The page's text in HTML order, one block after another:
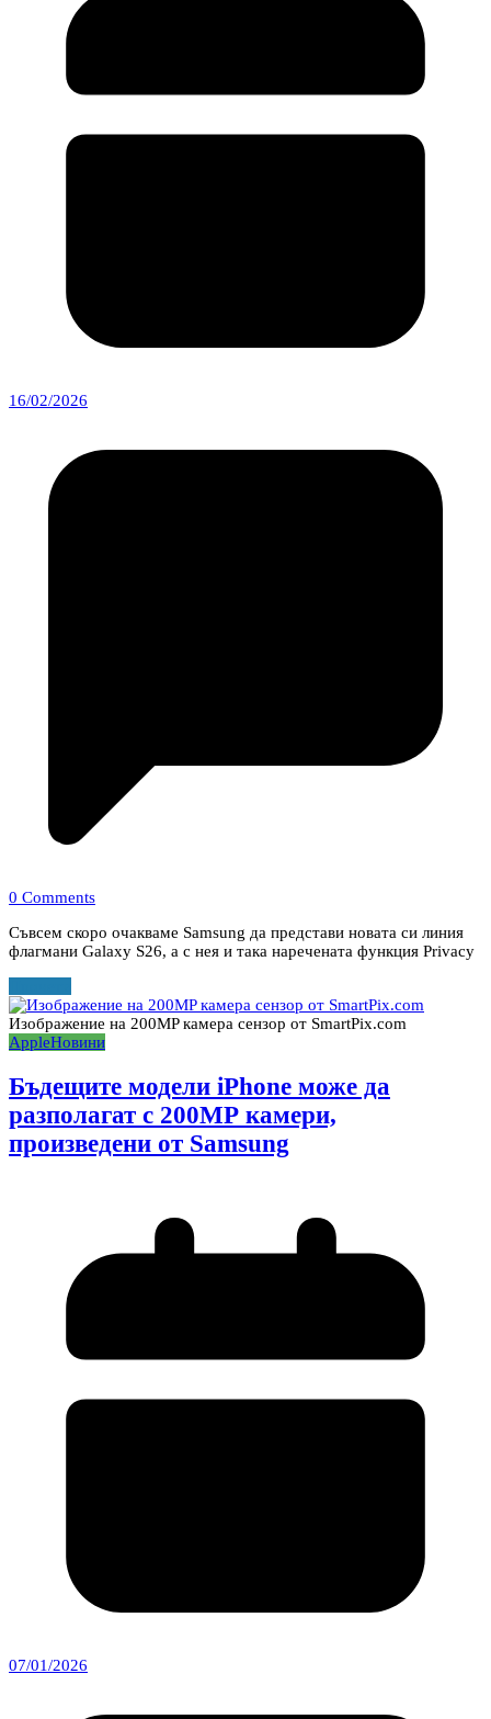
16/02/2026
0 Comments
Съвсем скоро очакваме Samsung да представи новата си линия
флагмани Galaxy S26, а с нея и така наречената функция Privacy
Изображение на 200MP камера сензор от SmartPix.com
AppleНовини
Бъдещите модели iPhone може да
разполагат с 200МР камери,
произведени от Samsung
07/01/2026